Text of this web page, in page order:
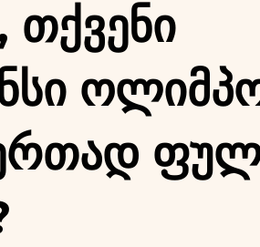
Თქვენი